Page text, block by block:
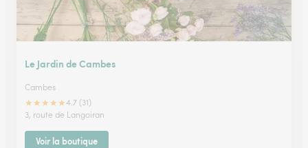
Le Jardin de Cambes
Cambes
★★★★★4.7 (31)
3, route de Langoiran
Voir la boutique